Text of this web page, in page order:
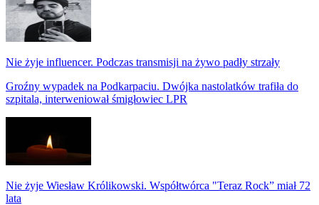
Nie żyje influencer. Podczas transmisji na żywo padły strzały
Groźny wypadek na Podkarpaciu. Dwójka nastolatków trafiła do
szpitala, interweniował śmigłowiec LPR
Nie żyje Wiesław Królikowski. Współtwórca "Teraz Rock” miał 72
lata